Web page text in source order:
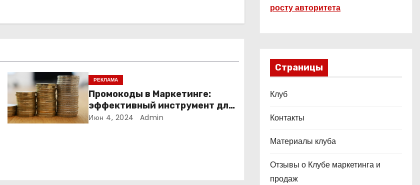
РЕКЛАМА
Промокоды в Маркетинге:
эффективный инструмент для
увеличения продаж и
Июн 4, 2024 Admin
росту авторитета
Страницы
Клуб
Контакты
Материалы клуба
Отзывы о Клубе маркетинга и
продаж